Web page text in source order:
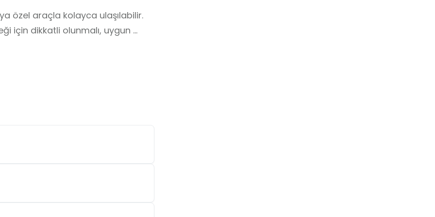
özel araçla kolayca ulaşılabilir.
için dikkatli olunmalı, uygun
detaylı bilgi almak için rehberlik
vermemek için eşyalara